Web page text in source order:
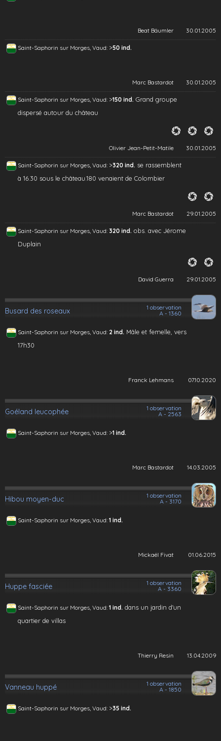
Beat Bäumler 30.01.2005
Saint-Saphorin sur Morges, Vaud: >50 ind.
Marc Bastardot 30.01.2005
Saint-Saphorin sur Morges, Vaud: >150 ind. Grand groupe
dispersé autour du château
Olivier Jean-Petit-Matile 30.01.2005
Saint-Saphorin sur Morges, Vaud: >320 ind. se rassemblent
à 16.30 sous le château.180 venaient de Colombier
Marc Bastardot 29.01.2005
Saint-Saphorin sur Morges, Vaud: 320 ind. obs. avec Jérome
Duplain
David Guerra 29.01.2005
Busard des roseaux
1 observation
A - 1360
Saint-Saphorin sur Morges, Vaud: 2 ind. Mâle et femelle, vers
17h30
Franck Lehmans 07.10.2020
Goéland leucophée
1 observation
A - 2563
Saint-Saphorin sur Morges, Vaud: >1 ind.
Marc Bastardot 14.03.2005
Hibou moyen-duc
1 observation
A - 3170
Saint-Saphorin sur Morges, Vaud: 1 ind.
Mickaël Fivat 01.06.2015
Huppe fasciée
1 observation
A - 3360
Saint-Saphorin sur Morges, Vaud: 1 ind. dans un jardin d'un
quartier de villas
Thierry Resin 13.04.2009
Vanneau huppé
1 observation
A - 1850
Saint-Saphorin sur Morges, Vaud: >35 ind.